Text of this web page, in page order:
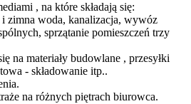
, na które składają się:
i zimna woda, kanalizacja, wywóz
sprzątanie pomieszczeń trzy
na materiały budowlane , przesyłki
- składowanie itp..
na różnych piętrach biurowca.